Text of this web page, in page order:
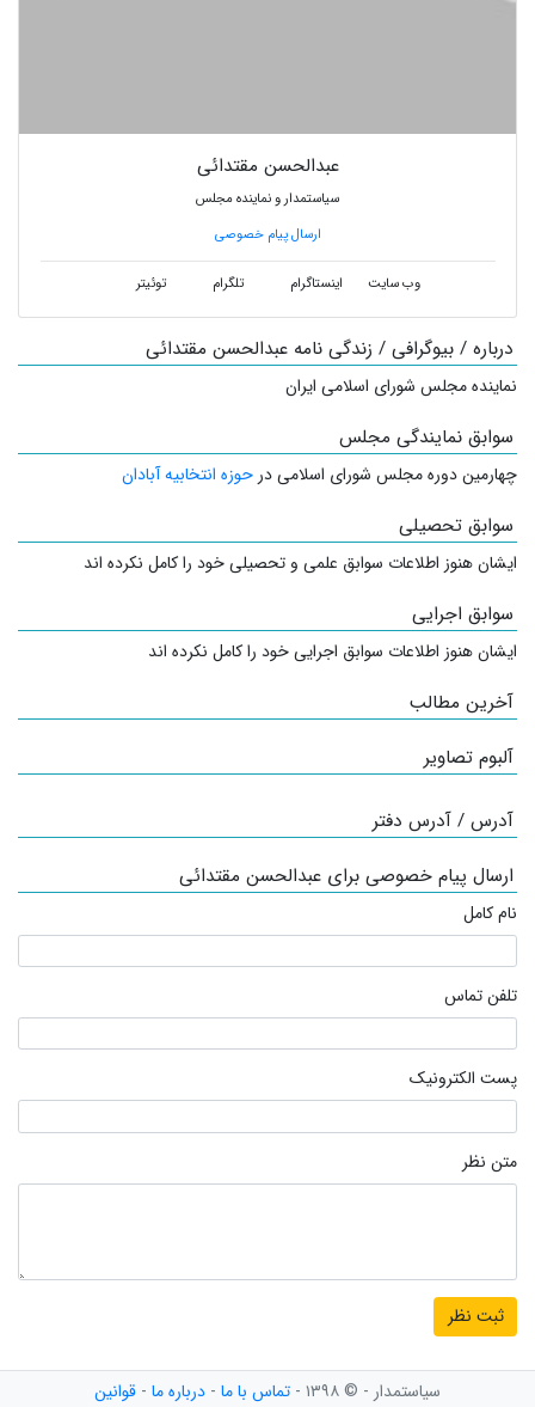
عبدالحسن مقتدائی
سیاستمدار و نماینده مجلس
ارسال پیام خصوصی
وب سایت اینستاگرام تلگرام توئیتر
درباره / بیوگرافی / زندگی نامه عبدالحسن مقتدائی
نماینده مجلس شورای اسلامی ایران
سوابق نمایندگی مجلس
چهارمین دوره مجلس شورای اسلامی در حوزه انتخابیه آبادان
سوابق تحصیلی
ایشان هنوز اطلاعات سوابق علمی و تحصیلی خود را کامل نکرده اند
سوابق اجرایی
ایشان هنوز اطلاعات سوابق اجرایی خود را کامل نکرده اند
آخرین مطالب
آلبوم تصاویر
آدرس / آدرس دفتر
ارسال پیام خصوصی برای عبدالحسن مقتدائی
نام کامل
تلفن تماس
پست الکترونیک
متن نظر
سیاستمدار - © ۱۳۹۸ - تماس با ما - درباره ما - قوانین